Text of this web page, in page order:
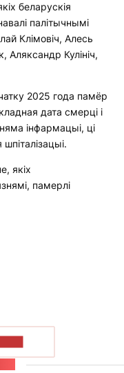
беларускія
палітычнымі
Клімовіч, Алесь
Аляксандр Кулініч,
2025 года памёр
дата смерці і
інфармацыі, ці
якіх
памерлі